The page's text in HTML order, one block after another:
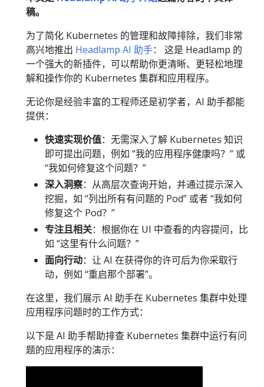
稿。
为了简化 Kubernetes 的管理和故障排除，我们非常
高兴地推出 Headlamp AI 助手： 这是 Headlamp 的
一个强大的新插件，可以帮助你更清晰、更轻松地理
解和操作你的 Kubernetes 集群和应用程序。
无论你是经验丰富的工程师还是初学者，AI 助手都能
提供：
快速实现价值：无需深入了解 Kubernetes 知识
即可提出问题，例如 “我的应用程序健康吗？” 或
“我如何修复这个问题？”
深入洞察：从高层次查询开始，并通过提示深入
挖掘，如 “列出所有有问题的 Pod” 或者 “我如何
修复这个 Pod？”
专注且相关：根据你在 UI 中查看的内容提问，比
如 “这里有什么问题？”
面向行动：让 AI 在获得你的许可后为你采取行
动，例如 “重启那个部署”。
在这里，我们展示 AI 助手在 Kubernetes 集群中处理
应用程序问题时的工作方式：
以下是 AI 助手帮助排查 Kubernetes 集群中运行有问
题的应用程序的演示：